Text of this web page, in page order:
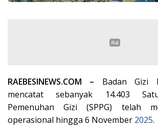
RAEBESINEWS.COM – Badan Gizi
mencatat sebanyak 14.403
Pemenuhan Gizi (SPPG) telah
operasional hingga 6 November 2025.